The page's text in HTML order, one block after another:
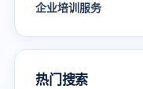
企业培训服务
热门搜索